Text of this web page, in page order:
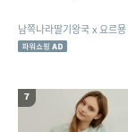
남쪽나라딸기왕국 x 요르묭
7